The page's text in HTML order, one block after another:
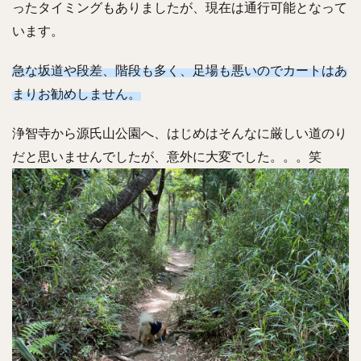
ったタイミングもありましたが、現在は通行可能となって
います。
急な坂道や段差、階段も多く、足場も悪いのでカートはあ
まりお勧めしません。
浄智寺から源氏山公園へ、はじめはそんなに厳しい道のり
だと思いませんでしたが、意外に大変でした。。。笑